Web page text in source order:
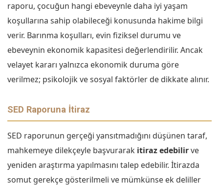
raporu, çocuğun hangi ebeveynle daha iyi yaşam
koşullarına sahip olabileceği konusunda hakime bilgi
verir. Barınma koşulları, evin fiziksel durumu ve
ebeveynin ekonomik kapasitesi değerlendirilir. Ancak
velayet kararı yalnızca ekonomik duruma göre
verilmez; psikolojik ve sosyal faktörler de dikkate alınır.
SED Raporuna İtiraz
SED raporunun gerçeği yansıtmadığını düşünen taraf,
mahkemeye dilekçeyle başvurarak itiraz edebilirve
yeniden araştırma yapılmasını talep edebilir. İtirazda
somut gerekçe gösterilmeli ve mümkünse ek deliller